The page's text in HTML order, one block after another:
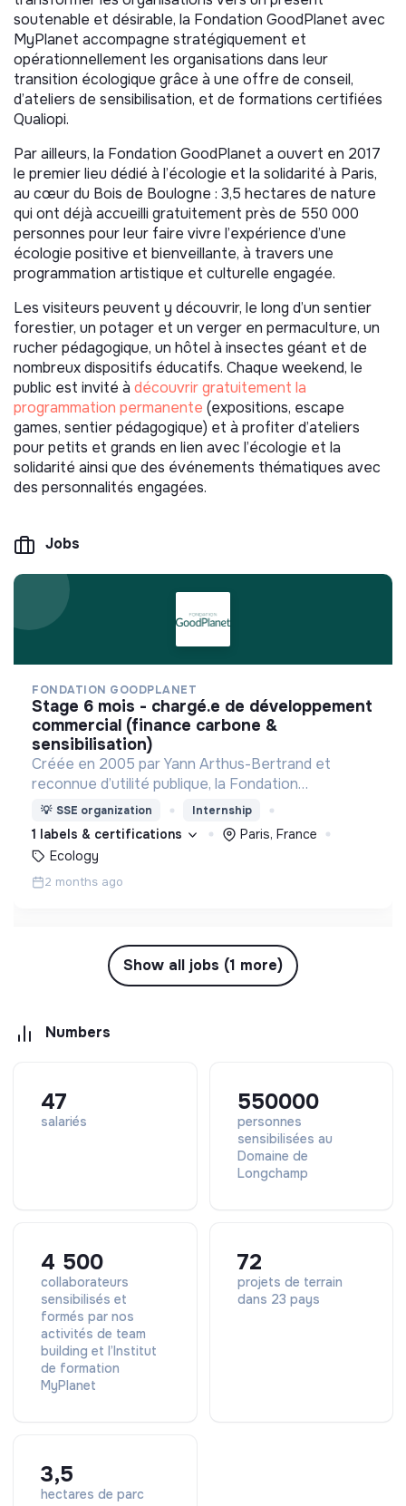
soutenable et désirable, la Fondation GoodPlanet avec
MyPlanet accompagne stratégiquement et
opérationnellement les organisations dans leur
transition écologique grâce à une offre de conseil,
d’ateliers de sensibilisation, et de formations certifiées
Qualiopi.
Par ailleurs, la Fondation GoodPlanet a ouvert en 2017
le premier lieu dédié à l’écologie et la solidarité à Paris,
au cœur du Bois de Boulogne : 3,5 hectares de nature
qui ont déjà accueilli gratuitement près de 550 000
personnes pour leur faire vivre l’expérience d’une
écologie positive et bienveillante, à travers une
programmation artistique et culturelle engagée.
Les visiteurs peuvent y découvrir, le long d’un sentier
forestier, un potager et un verger en permaculture, un
rucher pédagogique, un hôtel à insectes géant et de
nombreux dispositifs éducatifs. Chaque weekend, le
public est invité à découvrir gratuitement la
programmation permanente (expositions, escape
games, sentier pédagogique) et à profiter d’ateliers
pour petits et grands en lien avec l’écologie et la
solidarité ainsi que des événements thématiques avec
des personnalités engagées.
Jobs
FONDATION GOODPLANET
stage 6 mois - chargé.e de développement
commercial (finance carbone &
sensibilisation)
Créée en 2005 par Yann Arthus-Bertrand et
reconnue d’utilité publique, la Fondation
GoodPlanet invite à s’émerveiller du Vivant pour
mieux le protéger.,
💡 SSE organization Internship
1 labels & certifications
Paris, France
Ecology
2 months ago
Show all jobs (1 more)
Numbers
47
salariés
550000
personnes
sensibilisées au
Domaine de
Longchamp
4 500
collaborateurs
sensibilisés et
formés par nos
activités de team
building et l’Institut
de formation
MyPlanet
72
projets de terrain
dans 23 pays
3,5
hectares de parc